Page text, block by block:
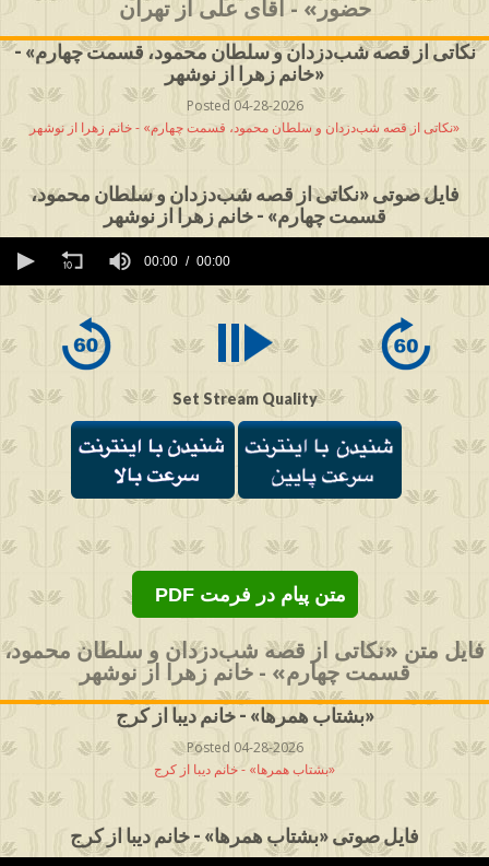
حضور» - آقای علی از تهران
نکاتی از قصه شب‌دزدان و سلطان محمود، قسمت چهارم» -
خانم زهرا از نوشهر»
Posted 04-28-2026
نکاتی از قصه شب‌دزدان و سلطان محمود، قسمت چهارم» - خانم زهرا از نوشهر»
فایل صوتی «نکاتی از قصه شب‌دزدان و سلطان محمود،
قسمت چهارم» - خانم زهرا از نوشهر
seconds
00:00 00:00
Set Stream Quality
PDF متن پیام در فرمت
فایل متن «نکاتی از قصه شب‌دزدان و سلطان محمود،
قسمت چهارم» - خانم زهرا از نوشهر
بشتاب همرها» - خانم دیبا از کرج»
Posted 04-28-2026
بشتاب همرها» - خانم دیبا از کرج»
فایل صوتی «بشتاب همرها» - خانم دیبا از کرج